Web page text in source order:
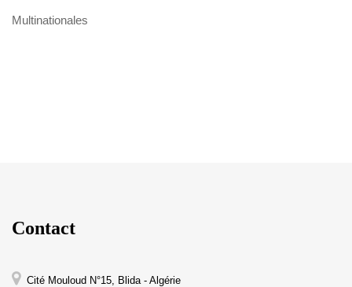
Multinationales
Contact
Cité Mouloud N°15, Blida - Algérie